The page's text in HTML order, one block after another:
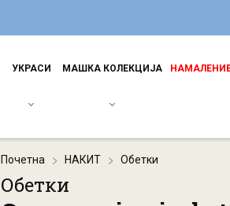
УКРАСИ МАШКА КОЛЕКЦИЈА
Почетна НАКИТ Обетки
Обетки